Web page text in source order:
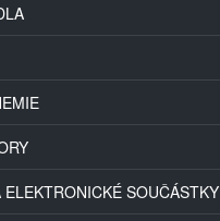
ELEKTRONICKÉ SOUČÁSTKY